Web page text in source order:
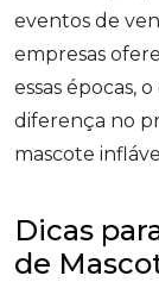
eventos de
empresas
essas épocas,
diferença no
mascote
Dicas
de